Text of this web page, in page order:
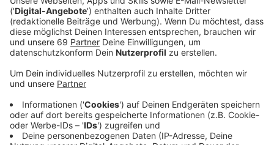
nochmal eigene Maßstäbe in der Szene setzen und
zeigen, dass sie auch weiterhin zu den absoluten Top-
Acts der Popmusik gehören.
Das sagt die Band über ihr neues Album
Anzeige